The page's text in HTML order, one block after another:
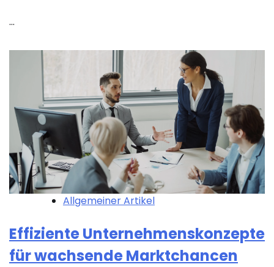
…
Allgemeiner Artikel
Effiziente Unternehmenskonzepte
für wachsende Marktchancen